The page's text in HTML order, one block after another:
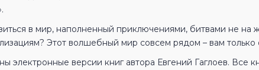
в мир, наполненный приключениями, битвами не на
Этот волшебный мир совсем рядом – вам только
электронные версии книг автора Евгений Гаглоев. Все